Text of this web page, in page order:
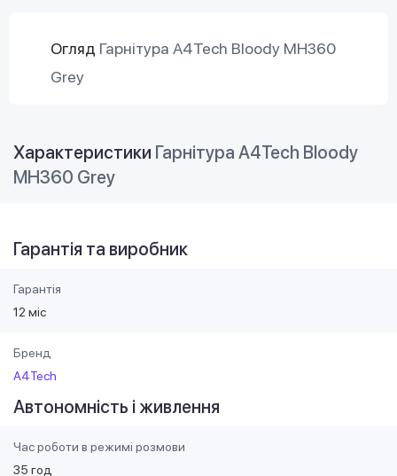
Огляд Гарнітура A4Tech Bloody MH360
Grey
Характеристики Гарнітура A4Tech Bloody
MH360 Grey
Гарантія та виробник
Гарантія
12 міс
Бренд
A4Tech
Автономність і живлення
Час роботи в режимі розмови
35 год